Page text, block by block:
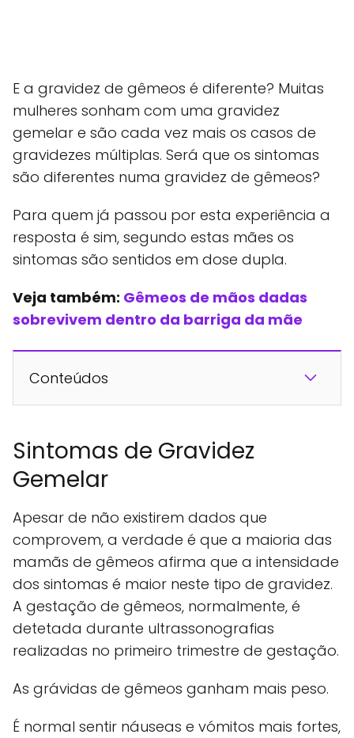
E a gravidez de gêmeos é diferente? Muitas
mulheres sonham com uma gravidez
gemelar e são cada vez mais os casos de
gravidezes múltiplas. Será que os sintomas
são diferentes numa gravidez de gêmeos?
Para quem já passou por esta experiência a
resposta é sim, segundo estas mães os
sintomas são sentidos em dose dupla.
Veja também: Gêmeos de mãos dadas
sobrevivem dentro da barriga da mãe
Conteúdos
Sintomas de Gravidez
Gemelar
Apesar de não existirem dados que
comprovem, a verdade é que a maioria das
mamãs de gêmeos afirma que a intensidade
dos sintomas é maior neste tipo de gravidez.
A gestação de gêmeos, normalmente, é
detetada durante ultrassonografias
realizadas no primeiro trimestre de gestação.
As grávidas de gêmeos ganham mais peso.
É normal sentir náuseas e vómitos mais fortes,